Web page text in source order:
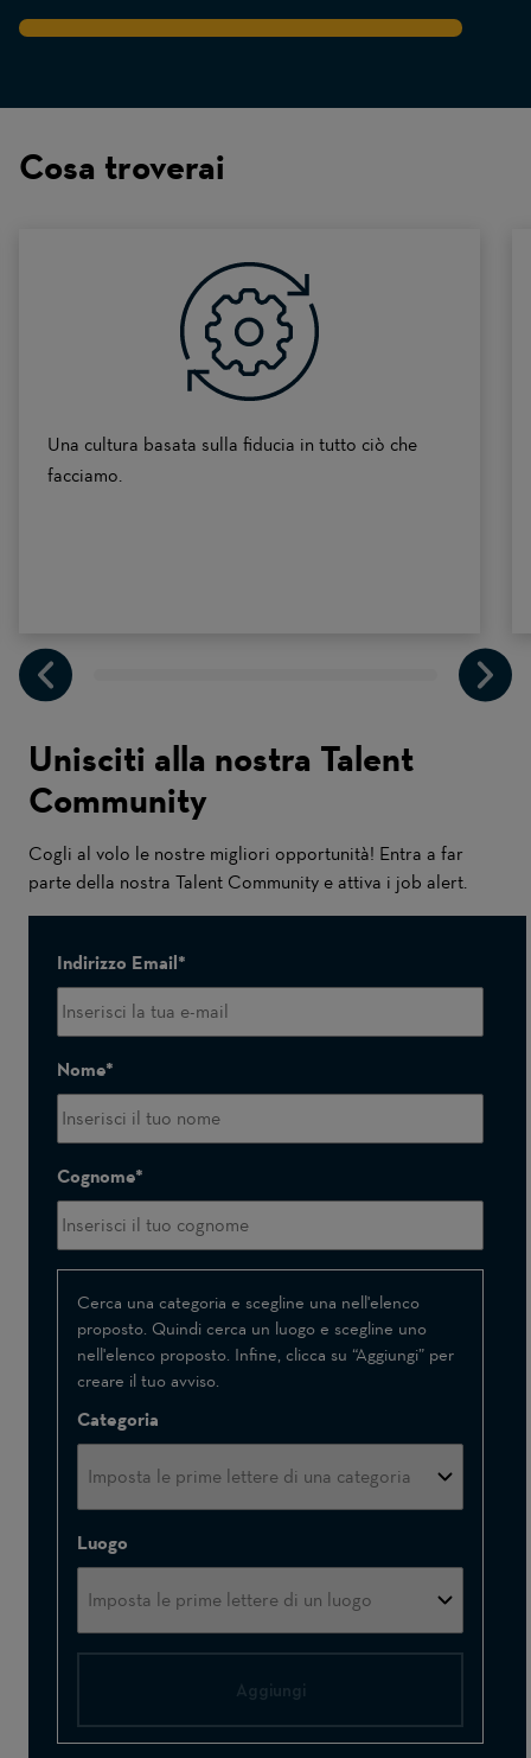
9
are
a
Cosa troverai
Una cultura basata sulla fiducia in tutto ciò che
facciamo.
Unisciti alla nostra Talent
Community
Cogli al volo le nostre migliori opportunità! Entra a far
parte della nostra Talent Community e attiva i job alert.
Indirizzo Email
Nome
Cognome
Interessato(a)
a
Cerca una categoria e scegline una nell'elenco
proposto. Quindi cerca un luogo e scegline uno
nell'elenco proposto. Infine, clicca su “Aggiungi” per
creare il tuo avviso.
Categoria
Luogo
Aggiungi